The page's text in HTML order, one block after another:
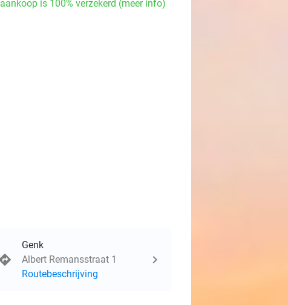
aankoop is 100% verzekerd (meer info)
Genk
Albert Remansstraat 1
Routebeschrijving